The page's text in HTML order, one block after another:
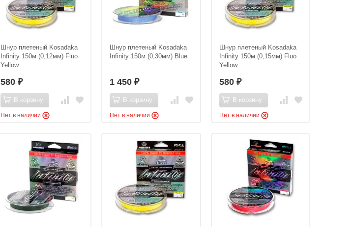
Шнур плетеный Kosadaka
Infinity 150м (0,12мм) Fluo
Yellow
580 ₽
В корзину
Нет в наличии
Шнур плетеный Kosadaka
Infinity 150м (0,30мм) Blue
1 450 ₽
В корзину
Нет в наличии
Шнур плетеный Kosadaka
Infinity 150м (0,15мм) Fluo
Yellow
580 ₽
В корзину
Нет в наличии